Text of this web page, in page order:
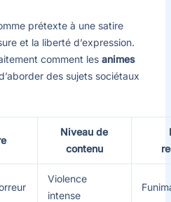
prétexte à une satire
et la liberté d’expression.
comment les animes
des sujets sociétaux
Niveau de
contenu
Violence
intense